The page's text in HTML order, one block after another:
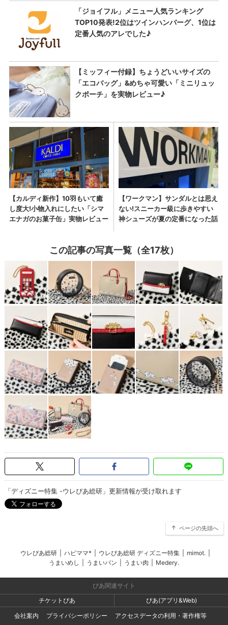
この記事の写真一覧（全17枚）
「ディズニー特集 -ウレぴあ総研」更新情報が受け取れます
ページの先頭へ
ウレぴあ総研 ハピママ* ウレぴあ総研 ディズニー特集 mimot.
うまいめし
うまいパン うまい肉 Medery.
ぴあ関連サイト
チケットぴあ
ぴあ(アプリ&Web)
会社案内
プライバシーポリシー
アクセスデータの利用・著作権等